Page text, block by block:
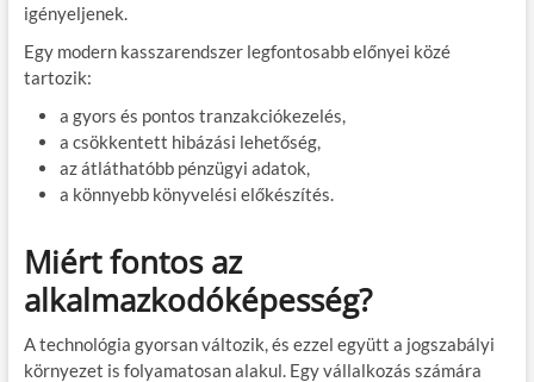
igényeljenek.
Egy modern kasszarendszer legfontosabb előnyei közé
tartozik:
a gyors és pontos tranzakciókezelés,
a csökkentett hibázási lehetőség,
az átláthatóbb pénzügyi adatok,
a könnyebb könyvelési előkészítés.
Miért fontos az
alkalmazkodóképesség?
A technológia gyorsan változik, és ezzel együtt a jogszabályi
környezet is folyamatosan alakul. Egy vállalkozás számára